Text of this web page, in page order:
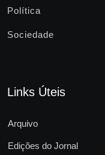
Política
Sociedade
Links Úteis
Arquivo
Edições do Jornal